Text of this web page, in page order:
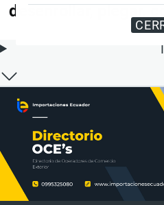
desenrollar, plegar,